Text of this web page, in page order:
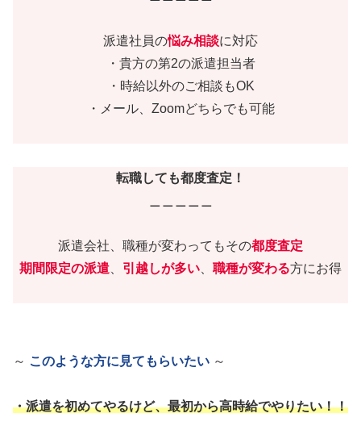
派遣社員の悩み相談に対応
・貴方の第2の派遣担当者
・時給以外のご相談もOK
・メール、Zoomどちらでも可能
転職しても都度査定！
派遣会社、職種が変わってもその都度査定
期間限定の派遣
引越しが多い 職種が変わる方にお得
～ このような方に見てもらいたい ～
・派遣を初めてやるけど、最初から高時給でやりたい！！